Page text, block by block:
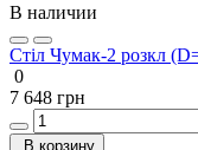
В наличии
Стіл Чумак-2 розкл
0
7 648 грн
В корзину